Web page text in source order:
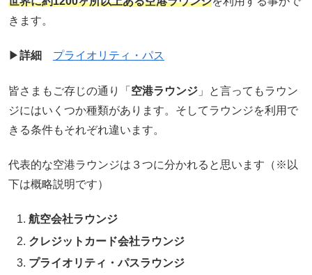
きます。
▶︎詳細 プライオリティ・パス
皆さまもご存じの通り「 空港ラウンジ 」と言ってもラウン
ジにはいくつか種類があります。そしてラウンジを利用で
きる条件もそれぞれ違います。
代表的な空港ラウンジは３つに分かれると思います（※以
下は概略説明です）
航空会社ラウンジ
クレジットカード会社ラウンジ
プライオリティ・パスラウンジ